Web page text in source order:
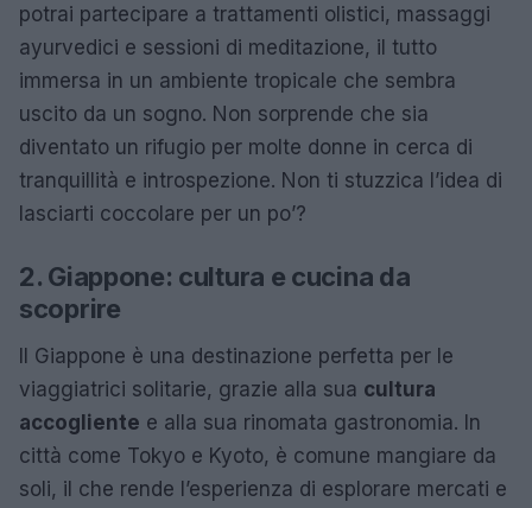
potrai partecipare a trattamenti olistici, massaggi
ayurvedici e sessioni di meditazione, il tutto
immersa in un ambiente tropicale che sembra
uscito da un sogno. Non sorprende che sia
diventato un rifugio per molte donne in cerca di
tranquillità e introspezione. Non ti stuzzica l’idea di
lasciarti coccolare per un po’?
2. Giappone: cultura e cucina da
scoprire
Il Giappone è una destinazione perfetta per le
viaggiatrici solitarie, grazie alla sua cultura
accogliente e alla sua rinomata gastronomia. In
città come Tokyo e Kyoto, è comune mangiare da
soli, il che rende l’esperienza di esplorare mercati e